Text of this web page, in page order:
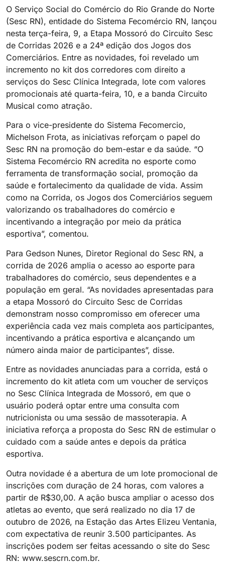
O Serviço Social do Comércio do Rio Grande do Norte
(Sesc RN), entidade do Sistema Fecomércio RN, lançou
nesta terça-feira, 9, a Etapa Mossoró do Circuito Sesc
de Corridas 2026 e a 24ª edição dos Jogos dos
Comerciários. Entre as novidades, foi revelado um
incremento no kit dos corredores com direito a
serviços do Sesc Clínica Integrada, lote com valores
promocionais até quarta-feira, 10, e a banda Circuito
Musical como atração.
Para o vice-presidente do Sistema Fecomercio,
Michelson Frota, as iniciativas reforçam o papel do
Sesc RN na promoção do bem-estar e da saúde. “O
Sistema Fecomércio RN acredita no esporte como
ferramenta de transformação social, promoção da
saúde e fortalecimento da qualidade de vida. Assim
como na Corrida, os Jogos dos Comerciários seguem
valorizando os trabalhadores do comércio e
incentivando a integração por meio da prática
esportiva”, comentou.
Para Gedson Nunes, Diretor Regional do Sesc RN, a
corrida de 2026 amplia o acesso ao esporte para
trabalhadores do comércio, seus dependentes e a
população em geral. “As novidades apresentadas para
a etapa Mossoró do Circuito Sesc de Corridas
demonstram nosso compromisso em oferecer uma
experiência cada vez mais completa aos participantes,
incentivando a prática esportiva e alcançando um
número ainda maior de participantes”, disse.
Entre as novidades anunciadas para a corrida, está o
incremento do kit atleta com um voucher de serviços
no Sesc Clínica Integrada de Mossoró, em que o
usuário poderá optar entre uma consulta com
nutricionista ou uma sessão de massoterapia. A
iniciativa reforça a proposta do Sesc RN de estimular o
cuidado com a saúde antes e depois da prática
esportiva.
Outra novidade é a abertura de um lote promocional de
inscrições com duração de 24 horas, com valores a
partir de R$30,00. A ação busca ampliar o acesso dos
atletas ao evento, que será realizado no dia 17 de
outubro de 2026, na Estação das Artes Elizeu Ventania,
com expectativa de reunir 3.500 participantes. As
inscrições podem ser feitas acessando o site do Sesc
RN: www.sescrn.com.br.